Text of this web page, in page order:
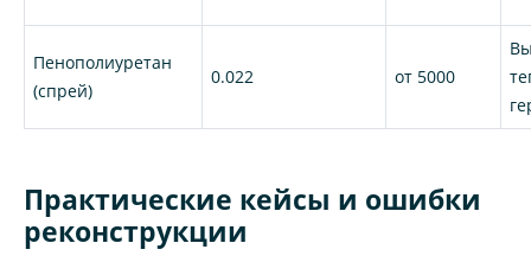
Пенополиуретан
(спрей)
0.022 от 5000
Практические кейсы и ошибки
реконструкции